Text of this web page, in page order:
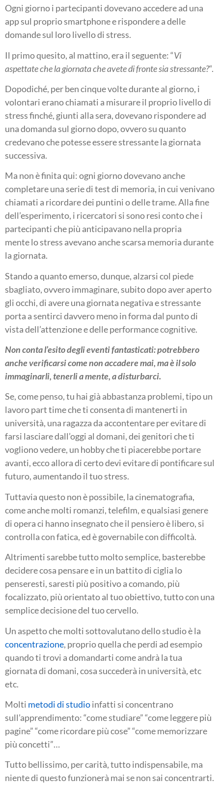
Ogni giorno i partecipanti dovevano accedere ad una
app sul proprio smartphone e rispondere a delle
domande sul loro livello di stress.
Il primo quesito, al mattino, era il seguente: “Vi
aspettate che la giornata che avete di fronte sia stressante?“.
Dopodiché, per ben cinque volte durante al giorno, i
volontari erano chiamati a misurare il proprio livello di
stress finché, giunti alla sera, dovevano rispondere ad
una domanda sul giorno dopo, ovvero su quanto
credevano che potesse essere stressante la giornata
successiva.
Ma non è finita qui: ogni giorno dovevano anche
completare una serie di test di memoria, in cui venivano
chiamati a ricordare dei puntini o delle trame. Alla fine
dell’esperimento, i ricercatori si sono resi conto che i
partecipanti che più anticipavano nella propria
mente lo stress avevano anche scarsa memoria durante
la giornata.
Stando a quanto emerso, dunque, alzarsi col piede
sbagliato, ovvero immaginare, subito dopo aver aperto
gli occhi, di avere una giornata negativa e stressante
porta a sentirci davvero meno in forma dal punto di
vista dell’attenzione e delle performance cognitive.
Non conta l’esito degli eventi fantasticati: potrebbero
anche verificarsi come non accadere mai, ma è il solo
immaginarli, tenerli a mente, a disturbarci.
Se, come penso, tu hai già abbastanza problemi, tipo un
lavoro part time che ti consenta di mantenerti in
università, una ragazza da accontentare per evitare di
farsi lasciare dall’oggi al domani, dei genitori che ti
vogliono vedere, un hobby che ti piacerebbe portare
avanti, ecco allora di certo devi evitare di pontificare sul
futuro, aumentando il tuo stress.
Tuttavia questo non è possibile, la cinematografia,
come anche molti romanzi, telefilm, e qualsiasi genere
di opera ci hanno insegnato che il pensiero è libero, si
controlla con fatica, ed è governabile con difficoltà.
Altrimenti sarebbe tutto molto semplice, basterebbe
decidere cosa pensare e in un battito di ciglia lo
penseresti, saresti più positivo a comando, più
focalizzato, più orientato al tuo obiettivo, tutto con una
semplice decisione del tuo cervello.
Un aspetto che molti sottovalutano dello studio è la
concentrazione, proprio quella che perdi ad esempio
quando ti trovi a domandarti come andrà la tua
giornata di domani, cosa succederà in università, etc
etc.
Molti metodi di studioinfatti si concentrano
sull’apprendimento: “come studiare” “come leggere più
pagine” “come ricordare più cose” “come memorizzare
più concetti”…
Tutto bellissimo, per carità, tutto indispensabile, ma
niente di questo funzionerà mai se non sai concentrarti.